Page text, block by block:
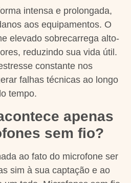
intensa e prolongada,
aos equipamentos. O
elevado sobrecarrega alto-
reduzindo sua vida útil.
constante nos
falhas técnicas ao longo
tempo.
apenas
sem fio?
ao fato do microfone ser
sim à sua captação e ao